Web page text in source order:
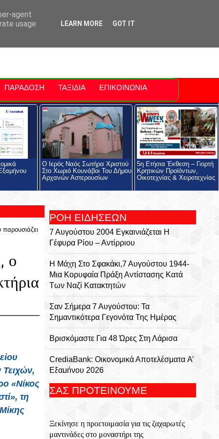
Polis
ΠΑΡΑΔΟΣΗ ΤΑΞΙΔΙΑ ΕΠΙΚΟΙΝΩΝΙΑ
Ο Ιερός Ναός Σωτήρα Χριστού
Στο Χωριό Κουνάβοι Του Δήμου
Αρχανών Αστερουσίων
5η Ετήσια Έκθεση – Γιορτή
Κρητικών Προϊόντων,
Οικοτεχνίας & Χειροτεχνίας
παρουσιάζει
ο
Τειχών,
«Νίκος
τη
ΡΟΗ ΕΙΔΗΣΕΩΝ
7 Αυγούστου 2004 Εγκαινιάζεται Η
Γέφυρα Ρίου – Αντίρριου
Η Μάχη Στο Σφακάκι,7 Αυγούστου 1944-
Μια Κορυφαία Πράξη Αντίστασης Κατά
Των Ναζί Κατακτητών
Σαν Σήμερα 7 Αυγούστου: Τα
Σημαντικότερα Γεγονότα Της Ημέρας
Βρισκόμαστε Για 48 Ώρες Στη Λάρισα
CrediaBank: Οικονομικά Αποτελέσματα A’
Εξαμήνου 2026
Ο Ιερός Ναός Σωτήρα Χριστού Στο Χωριό
5η Ετήσια Έκθεση – Γιορτή Κρητικών
ΣΑΣ ΠΡΟΤΕΙΝΟΥΜΕ
Ξεκίνησε η προετοιμασία για τις ζαχαρωτές
μαντινάδες στο μοναστήρι της
agent
usage
LEARN MORE GOT IT